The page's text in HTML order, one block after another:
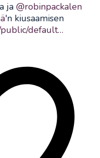
ja @robinpackalen
'n kiusaamisen
default…